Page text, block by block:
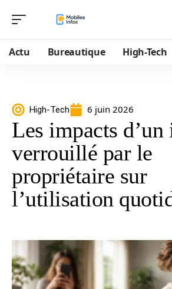
Actu Bureautique High-Tech
High-Tech 6 juin 2026
Les impacts d’un
verrouillé par le
propriétaire sur
l’utilisation